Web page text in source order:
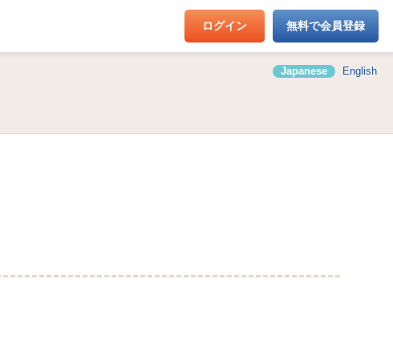
ログイン 無料で会員登録
Japanese English